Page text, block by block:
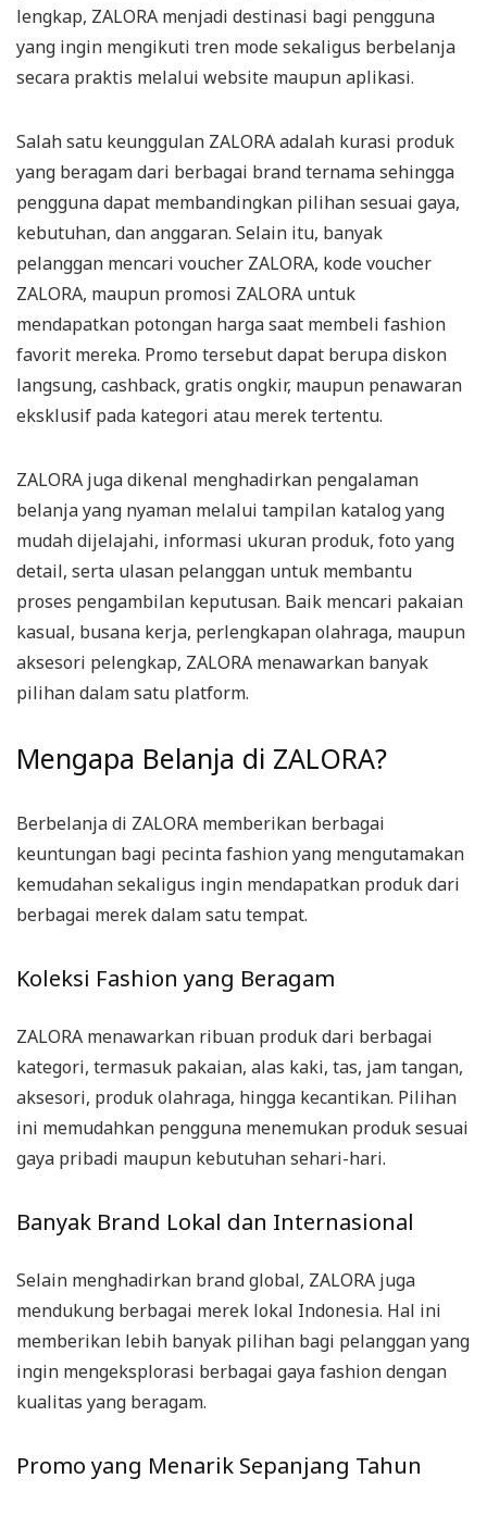
lengkap, ZALORA menjadi destinasi bagi pengguna
yang ingin mengikuti tren mode sekaligus berbelanja
secara praktis melalui website maupun aplikasi.
Salah satu keunggulan ZALORA adalah kurasi produk
yang beragam dari berbagai brand ternama sehingga
pengguna dapat membandingkan pilihan sesuai gaya,
kebutuhan, dan anggaran. Selain itu, banyak
pelanggan mencari voucher ZALORA, kode voucher
ZALORA, maupun promosi ZALORA untuk
mendapatkan potongan harga saat membeli fashion
favorit mereka. Promo tersebut dapat berupa diskon
langsung, cashback, gratis ongkir, maupun penawaran
eksklusif pada kategori atau merek tertentu.
ZALORA juga dikenal menghadirkan pengalaman
belanja yang nyaman melalui tampilan katalog yang
mudah dijelajahi, informasi ukuran produk, foto yang
detail, serta ulasan pelanggan untuk membantu
proses pengambilan keputusan. Baik mencari pakaian
kasual, busana kerja, perlengkapan olahraga, maupun
aksesori pelengkap, ZALORA menawarkan banyak
pilihan dalam satu platform.
Mengapa Belanja di ZALORA?
Berbelanja di ZALORA memberikan berbagai
keuntungan bagi pecinta fashion yang mengutamakan
kemudahan sekaligus ingin mendapatkan produk dari
berbagai merek dalam satu tempat.
Koleksi Fashion yang Beragam
ZALORA menawarkan ribuan produk dari berbagai
kategori, termasuk pakaian, alas kaki, tas, jam tangan,
aksesori, produk olahraga, hingga kecantikan. Pilihan
ini memudahkan pengguna menemukan produk sesuai
gaya pribadi maupun kebutuhan sehari-hari.
Banyak Brand Lokal dan Internasional
Selain menghadirkan brand global, ZALORA juga
mendukung berbagai merek lokal Indonesia. Hal ini
memberikan lebih banyak pilihan bagi pelanggan yang
ingin mengeksplorasi berbagai gaya fashion dengan
kualitas yang beragam.
Promo yang Menarik Sepanjang Tahun